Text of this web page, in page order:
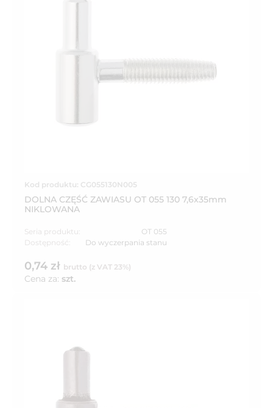
Kod produktu: CG055130N005
DOLNA CZĘŚĆ ZAWIASU OT 055 130 7,6x35mm
NIKLOWANA
Seria produktu:
OT 055
Dostępność:
Do wyczerpania stanu
0,74 zł brutto (z VAT 23%)
Cena za: szt.